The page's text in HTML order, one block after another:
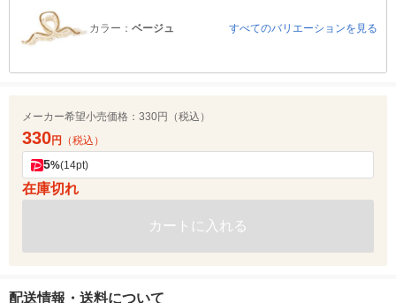
カラー： ベージュ すべてのバリエーションを見る
メーカー希望小売価格： 330円（税込）
330円 （税込）
5%(14pt)
在庫切れ
カートに入れる
配送情報・送料について